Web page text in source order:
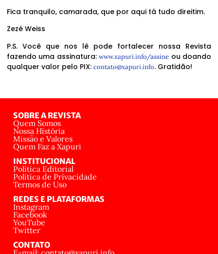
Fica tranquilo, camarada, que por aqui tá tudo direitim.
Zezé Weiss
P.S. Você que nos lê pode fortalecer nossa Revista
fazendo uma assinatura:www.xapuri.info/assine ou doando
qualquer valor pelo PIX: contato@xapuri.info. Gratidão!
SOBRE A REVISTA
Quem Somos
Nossa História
Missão e Valores
Quem Faz a Xapuri
INSTITUCIONAL
Política Editorial
Política de Privacidade
Termos de Uso
REDES E PLATAFORMAS
Instagram
Facebook
YouTube
Twitter
CONTATO